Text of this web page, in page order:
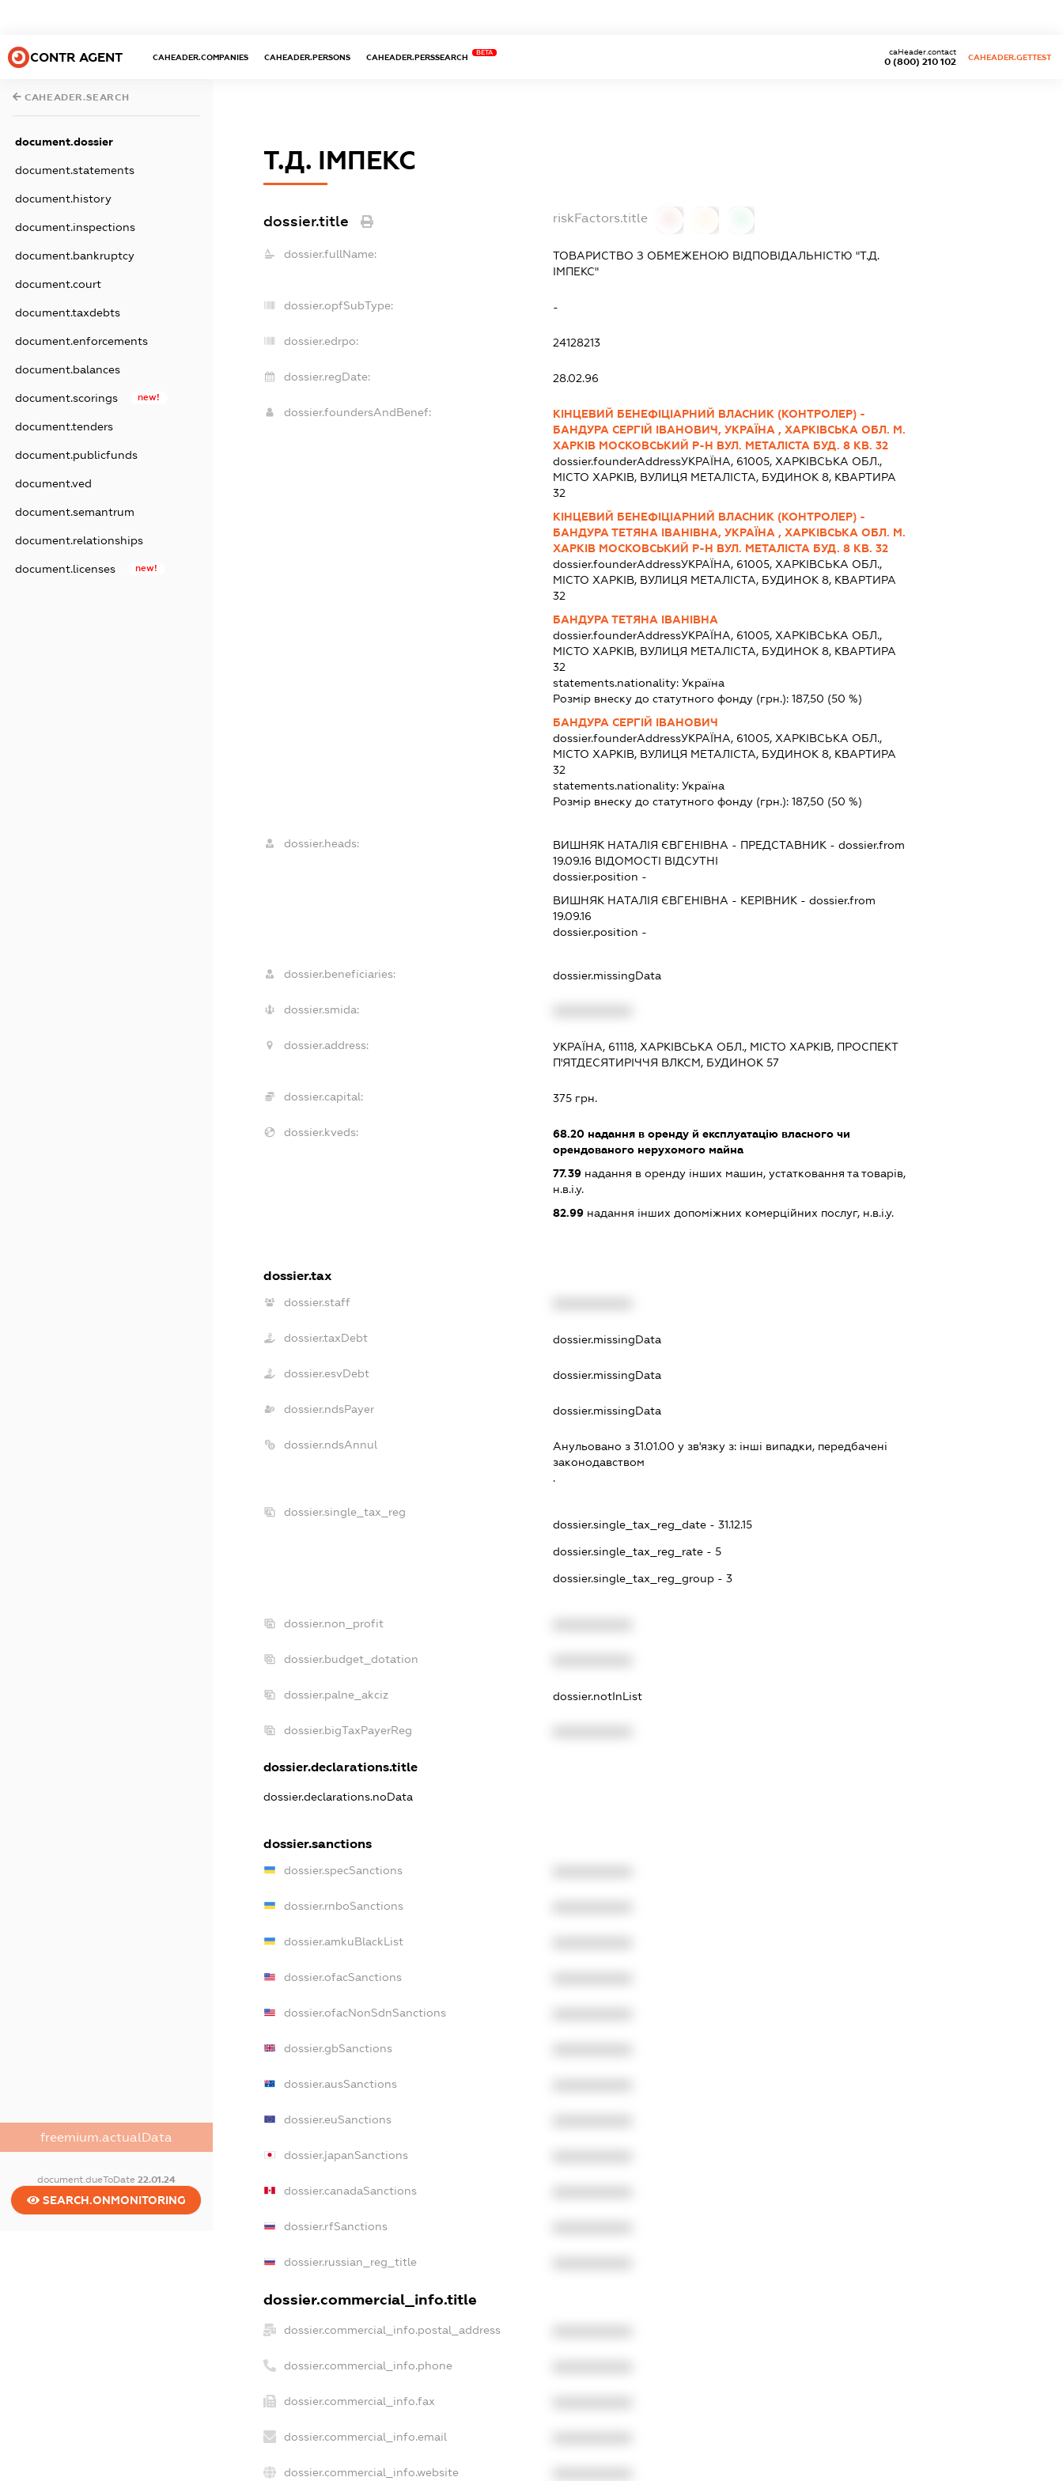
CONTR AGENT CAHEADER.COMPANIES CAHEADER.PERSONS CAHEADER.PERSSEARCH
BETA
0 (800) 210 102
caHeader.contact
CAHEADER.GETTEST
CAHEADER.SEARCH
document.dossier
document.statements
document.history
document.inspections
document.bankruptcy
document.court
document.taxdebts
document.enforcements
document.balances
document.scorings new!
document.tenders
document.publicfunds
document.ved
document.semantrum
document.relationships
document.licenses new!
freemium.actualData
document.dueToDate 22.01.24
SEARCH.ONMONITORING
Т.Д. ІМПЕКС
dossier.title riskFactors.title
dossier.fullName:
ТОВАРИСТВО З ОБМЕЖЕНОЮ ВІДПОВІДАЛЬНІСТЮ "Т.Д.
ІМПЕКС"
dossier.opfSubType: -
dossier.edrpo: 24128213
dossier.regDate: 28.02.96
dossier.foundersAndBenef:
КІНЦЕВИЙ БЕНЕФІЦІАРНИЙ ВЛАСНИК (КОНТРОЛЕР) -
БАНДУРА СЕРГІЙ ІВАНОВИЧ, УКРАЇНА , ХАРКІВСЬКА ОБЛ. М.
ХАРКІВ МОСКОВСЬКИЙ Р-Н ВУЛ. МЕТАЛІСТА БУД. 8 КВ. 32
dossier.founderAddressУКРАЇНА, 61005, ХАРКІВСЬКА ОБЛ.,
МІСТО ХАРКІВ, ВУЛИЦЯ МЕТАЛІСТА, БУДИНОК 8, КВАРТИРА
32
КІНЦЕВИЙ БЕНЕФІЦІАРНИЙ ВЛАСНИК (КОНТРОЛЕР) -
БАНДУРА ТЕТЯНА ІВАНІВНА, УКРАЇНА , ХАРКІВСЬКА ОБЛ. М.
ХАРКІВ МОСКОВСЬКИЙ Р-Н ВУЛ. МЕТАЛІСТА БУД. 8 КВ. 32
dossier.founderAddressУКРАЇНА, 61005, ХАРКІВСЬКА ОБЛ.,
МІСТО ХАРКІВ, ВУЛИЦЯ МЕТАЛІСТА, БУДИНОК 8, КВАРТИРА
32
БАНДУРА ТЕТЯНА ІВАНІВНА
dossier.founderAddressУКРАЇНА, 61005, ХАРКІВСЬКА ОБЛ.,
МІСТО ХАРКІВ, ВУЛИЦЯ МЕТАЛІСТА, БУДИНОК 8, КВАРТИРА
32
statements.nationality: Україна
Розмір внеску до статутного фонду (грн.): 187,50 (50 %)
БАНДУРА СЕРГІЙ ІВАНОВИЧ
dossier.founderAddressУКРАЇНА, 61005, ХАРКІВСЬКА ОБЛ.,
МІСТО ХАРКІВ, ВУЛИЦЯ МЕТАЛІСТА, БУДИНОК 8, КВАРТИРА
32
statements.nationality: Україна
Розмір внеску до статутного фонду (грн.): 187,50 (50 %)
dossier.heads: ВИШНЯК НАТАЛІЯ ЄВГЕНІВНА - ПРЕДСТАВНИК - dossier.from
19.09.16 ВІДОМОСТІ ВІДСУТНІ
dossier.position -
ВИШНЯК НАТАЛІЯ ЄВГЕНІВНА - КЕРІВНИК - dossier.from
19.09.16
dossier.position -
dossier.beneficiaries: dossier.missingData
dossier.smida:
dossier.address:
УКРАЇНА, 61118, ХАРКІВСЬКА ОБЛ., МІСТО ХАРКІВ, ПРОСПЕКТ
П'ЯТДЕСЯТИРІЧЧЯ ВЛКСМ, БУДИНОК 57
dossier.capital: 375 грн.
dossier.kveds: 68.20надання в оренду й експлуатацію власного чи
орендованого нерухомого майна
77.39надання в оренду інших машин, устатковання та товарів,
н.в.і.у.
82.99надання інших допоміжних комерційних послуг, н.в.і.у.
dossier.tax
dossier.staff
dossier.taxDebt dossier.missingData
dossier.esvDebt dossier.missingData
dossier.ndsPayer dossier.missingData
dossier.ndsAnnul Анульовано з 31.01.00 у зв'язку з: iншi випадки, передбаченi
законодавством
.
dossier.single_tax_reg
dossier.single_tax_reg_date - 31.12.15
dossier.single_tax_reg_rate - 5
dossier.single_tax_reg_group - 3
dossier.non_profit
dossier.budget_dotation
dossier.palne_akciz dossier.notInList
dossier.bigTaxPayerReg
dossier.declarations.title
dossier.declarations.noData
dossier.sanctions
dossier.specSanctions
dossier.rnboSanctions
dossier.amkuBlackList
dossier.ofacSanctions
dossier.ofacNonSdnSanctions
dossier.gbSanctions
dossier.ausSanctions
dossier.euSanctions
dossier.japanSanctions
dossier.canadaSanctions
dossier.rfSanctions
dossier.russian_reg_title
dossier.commercial_info.title
dossier.commercial_info.postal_address
dossier.commercial_info.phone
dossier.commercial_info.fax
dossier.commercial_info.email
dossier.commercial_info.website